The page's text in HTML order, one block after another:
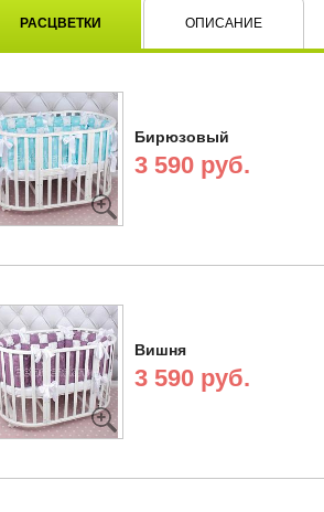
РАСЦВЕТКИ ОПИСАНИЕ
Бирюзовый
3 590 руб.
Вишня
3 590 руб.